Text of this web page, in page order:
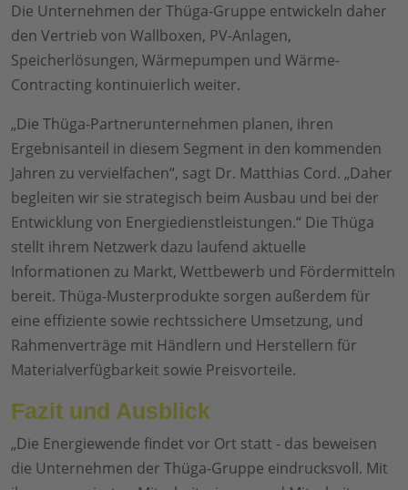
Die Unternehmen der Thüga-Gruppe entwickeln daher
den Vertrieb von Wallboxen, PV-Anlagen,
Speicherlösungen, Wärmepumpen und Wärme-
Contracting kontinuierlich weiter.
„Die Thüga-Partnerunternehmen planen, ihren
Ergebnisanteil in diesem Segment in den kommenden
Jahren zu vervielfachen“, sagt Dr. Matthias Cord. „Daher
begleiten wir sie strategisch beim Ausbau und bei der
Entwicklung von Energiedienstleistungen.“ Die Thüga
stellt ihrem Netzwerk dazu laufend aktuelle
Informationen zu Markt, Wettbewerb und Fördermitteln
bereit. Thüga-Musterprodukte sorgen außerdem für
eine effiziente sowie rechtssichere Umsetzung, und
Rahmenverträge mit Händlern und Herstellern für
Materialverfügbarkeit sowie Preisvorteile.
Fazit und Ausblick
„Die Energiewende findet vor Ort statt - das beweisen
die Unternehmen der Thüga-Gruppe eindrucksvoll. Mit